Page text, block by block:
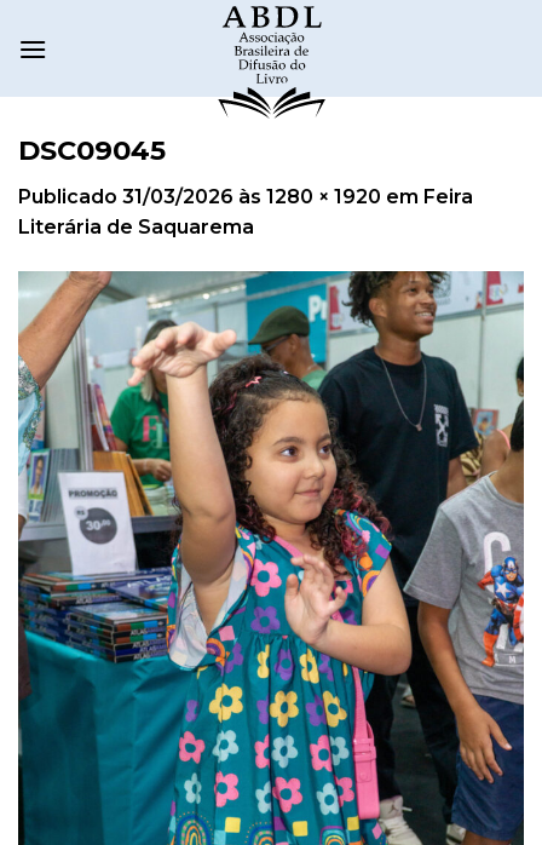
DSC09045
Publicado 31/03/2026 às 1280 × 1920 em Feira
Literária de Saquarema